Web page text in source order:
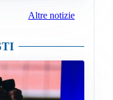
Altre notizie